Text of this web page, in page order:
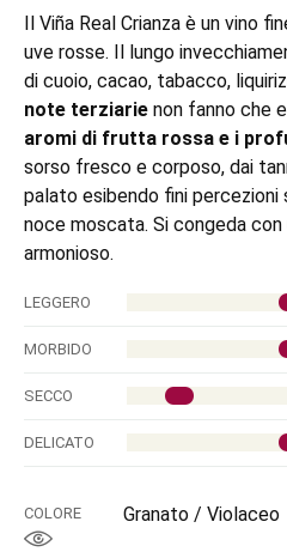
Il Viña Real Crianza è un vino
uve rosse. Il lungo
di cuoio, cacao, tabacco,
note terziarie non fanno che
aromi di frutta rossa e i
sorso fresco e corposo, dai
palato esibendo fini
noce moscata. Si congeda con
armonioso.
LEGGERO
MORBIDO
SECCO
DELICATO
COLORE Granato / Violaceo